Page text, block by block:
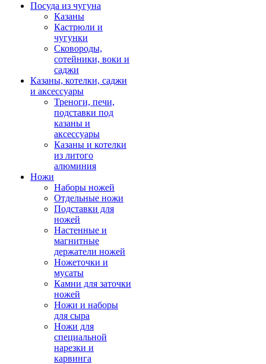
Посуда из чугуна
Казаны
Кастрюли и
чугунки
Сковороды,
сотейники, воки и
саджи
Казаны, котелки, саджи
и аксессуары
Треноги, печи,
подставки под
казаны и
аксессуары
Казаны и котелки
из литого
алюминия
Ножи
Наборы ножей
Отдельные ножи
Подставки для
ножей
Настенные и
магнитные
держатели ножей
Ножеточки и
мусаты
Камни для заточки
ножей
Ножи и наборы
для сыра
Ножи для
специальной
нарезки и
карвинга